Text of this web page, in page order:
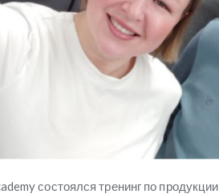
состоялся тренинг по